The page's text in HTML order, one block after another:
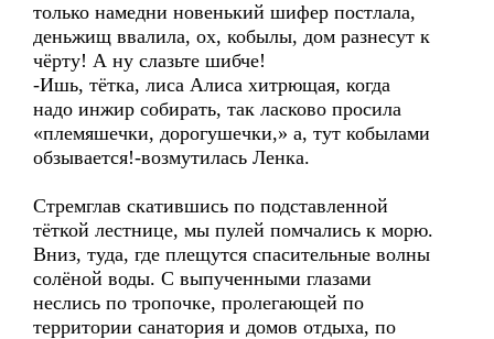
только намедни новенький шифер постлала,
деньжищ ввалила, ох, кобылы, дом разнесут к
чёрту! А ну слазьте шибче!
-Ишь, тётка, лиса Алиса хитрющая, когда
надо инжир собирать, так ласково просила
«племяшечки, дорогушечки,» а, тут кобылами
обзывается!-возмутилась Ленка.
Стремглав скатившись по подставленной
тёткой лестнице, мы пулей помчались к морю.
Вниз, туда, где плещутся спасительные волны
солёной воды. С выпученными глазами
неслись по тропочке, пролегающей по
территории санатория и домов отдыха, по